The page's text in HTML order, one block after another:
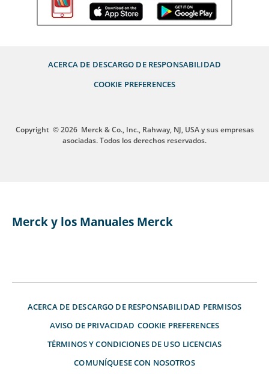
ACERCA DE DESCARGO DE RESPONSABILIDAD
COOKIE PREFERENCES
Copyright © 2026 Merck & Co., Inc., Rahway, NJ, USA y sus empresas
asociadas. Todos los derechos reservados.
Merck y los Manuales Merck
ACERCA DE DESCARGO DE RESPONSABILIDAD PERMISOS
AVISO DE PRIVACIDAD COOKIE PREFERENCES
TÉRMINOS Y CONDICIONES DE USO LICENCIAS
COMUNÍQUESE CON NOSOTROS